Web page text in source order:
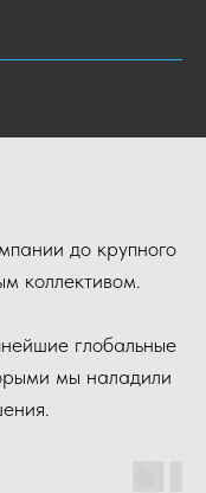
до крупного
коллективом.
глобальные
мы наладили